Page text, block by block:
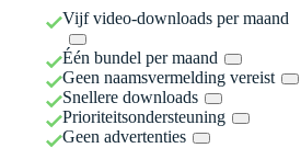
Vijf video-downloads per maand
Één bundel per maand
Geen naamsvermelding vereist
Snellere downloads
Prioriteitsondersteuning
Geen advertenties